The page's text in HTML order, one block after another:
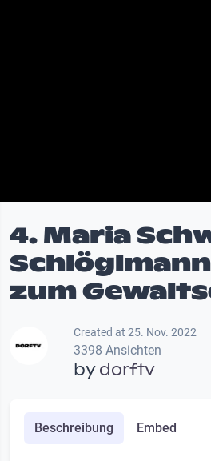
4. Maria
zum
Created at 25. Nov. 2022
3398 Ansichten
bydorftv
Beschreibung Embed